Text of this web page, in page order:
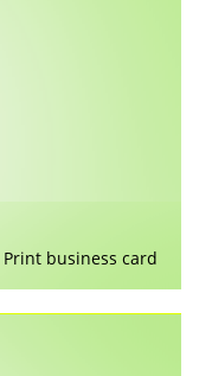
Print business card